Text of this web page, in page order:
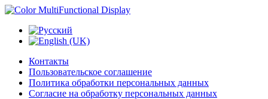
Контакты
Пользовательское соглашение
Политика обработки персональных данных
Согласие на обработку персональных данных